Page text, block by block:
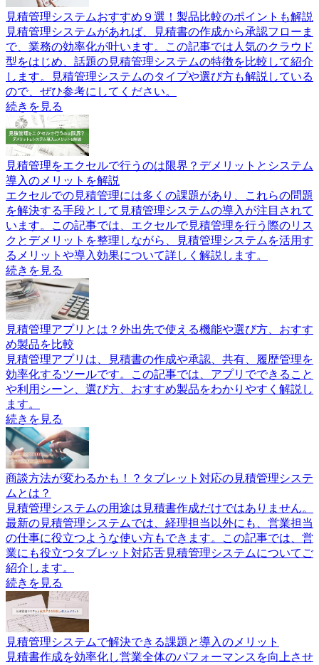
見積管理システムおすすめ９選！製品比較のポイントも解説
見積管理システムがあれば、見積書の作成から承認フローま
で、業務の効率化が叶います。この記事では人気のクラウド
型をはじめ、話題の見積管理システムの特徴を比較して紹介
します。見積管理システムのタイプや選び方も解説している
ので、ぜひ参考にしてください。
続きを見る
見積管理をエクセルで行うのは限界？デメリットとシステム
導入のメリットを解説
エクセルでの見積管理には多くの課題があり、これらの問題
を解決する手段として見積管理システムの導入が注目されて
います。この記事では、エクセルで見積管理を行う際のリス
クとデメリットを整理しながら、見積管理システムを活用す
るメリットや導入効果について詳しく解説します。
続きを見る
見積管理アプリとは？外出先で使える機能や選び方、おすす
め製品を比較
見積管理アプリは、見積書の作成や承認、共有、履歴管理を
効率化するツールです。この記事では、アプリでできること
や利用シーン、選び方、おすすめ製品をわかりやすく解説し
ます。
続きを見る
商談方法が変わるかも！？タブレット対応の見積管理システ
ムとは？
見積管理システムの用途は見積書作成だけではありません。
最新の見積管理システムでは、経理担当以外にも、営業担当
の仕事に役立つような使い方もできます。この記事では、営
業にも役立つタブレット対応舌見積管理システムについてご
紹介します。
続きを見る
見積管理システムで解決できる課題と導入のメリット
見積書作成を効率化し営業全体のパフォーマンスを向上させ